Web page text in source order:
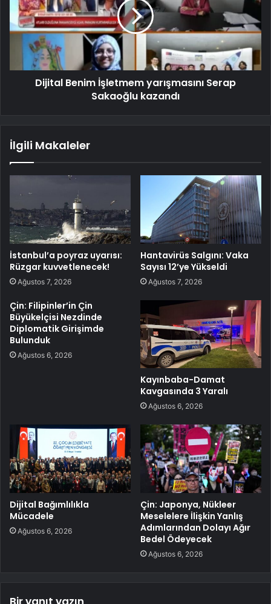
Dijital Benim İşletmem yarışmasını Serap
Sakaoğlu kazandı
İlgili Makaleler
İstanbul’a poyraz uyarısı:
Rüzgar kuvvetlenecek!
Ağustos 7, 2026
Hantavirüs Salgını: Vaka
Sayısı 12’ye Yükseldi
Ağustos 7, 2026
Çin: Filipinler’in Çin
Büyükelçisi Nezdinde
Diplomatik Girişimde
Bulunduk
Ağustos 6, 2026
Kayınbaba-Damat
Kavgasında 3 Yaralı
Ağustos 6, 2026
Dijital Bağımlılıkla
Mücadele
Ağustos 6, 2026
Çin: Japonya, Nükleer
Meselelere İlişkin Yanlış
Adımlarından Dolayı Ağır
Bedel Ödeyecek
Ağustos 6, 2026